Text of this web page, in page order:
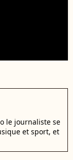
le journaliste se
et sport, et